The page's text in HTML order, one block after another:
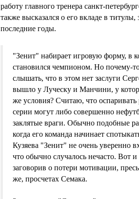
работу главного тренера санкт-
также высказался о его вкладе в
последние годы.
"Зенит" набирает игровую форму, в
становился чемпионом. Но почему-
слышать, что в этом нет заслуги
вышло у Луческу и Манчини, у
же условия? Считаю, что оспаривать
серии могут либо совершенно
заклятые враги. Обычно подобные
когда его команда начинает
Кузяева "Зенит" не очень уверенно
что обычно случалось нечасто. Вот
заговорив о потери мотивации,
же, просчетах Семака.